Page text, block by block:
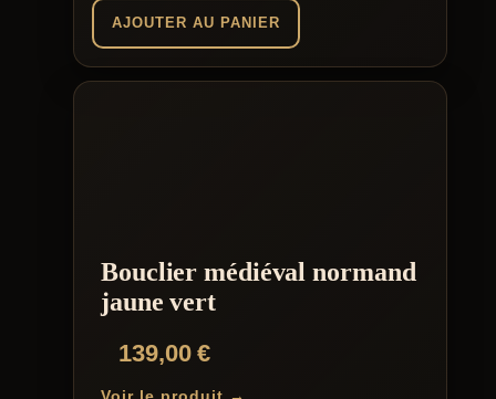
AJOUTER AU PANIER
Bouclier médiéval normand
jaune vert
139,00€
Voir le produit →